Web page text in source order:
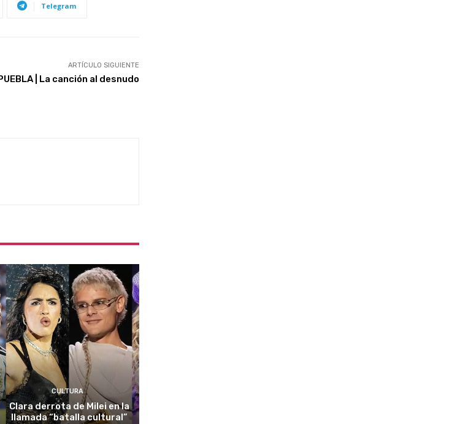
Telegram
ARTÍCULO SIGUIENTE
| La canción al desnudo
CULTURA
Clara derrota de Milei en la
llamada “batalla cultural”